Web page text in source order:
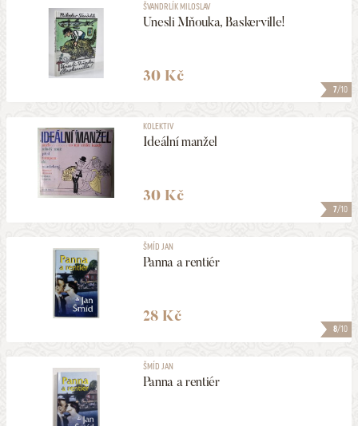
7/10
ŠVANDRLÍK MILOSLAV
Unesli Mňouka, Baskerville!
30 Kč
7/10
KOLEKTIV
Ideální manžel
30 Kč
8/10
ŠMÍD JAN
Panna a rentiér
28 Kč
ŠMÍD JAN
Panna a rentiér